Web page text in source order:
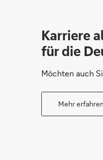
Karriere
für die
Möchten auch
Mehr erfahren